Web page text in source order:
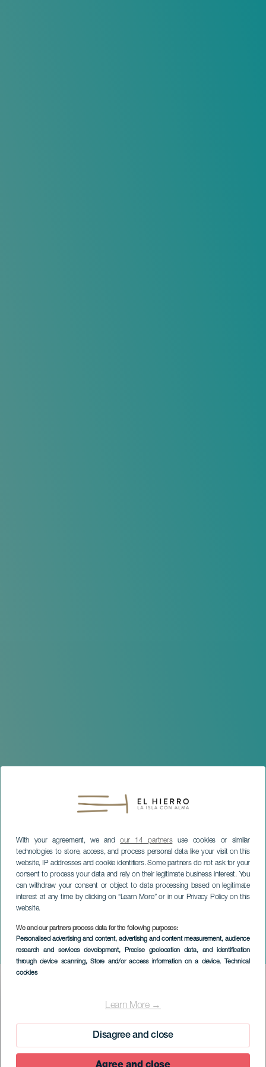
With your agreement, we andour 14 partnersuse cookies or similar
technologies to store, access, and process personal data like your visit on this
website, IP addresses and cookie identifiers. Some partners do not ask for your
consent to process your data and rely on their legitimate business interest. You
can withdraw your consent or object to data processing based on legitimate
interest at any time by clicking on “Learn More” or in our Privacy Policy on this
website.
We and our partners process data for the following purposes:
Personalised advertising and content, advertising and content measurement, audience
research and services development, Precise geolocation data, and identification
through device scanning, Store and/or access information on a device, Technical
cookies
Learn More →
Disagree and close
Hero Vulcan
EL HIERRO